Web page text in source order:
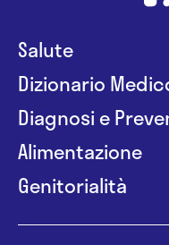
Salute
Dizionario
Diagnosi e
Alimentazione
Genitorialità